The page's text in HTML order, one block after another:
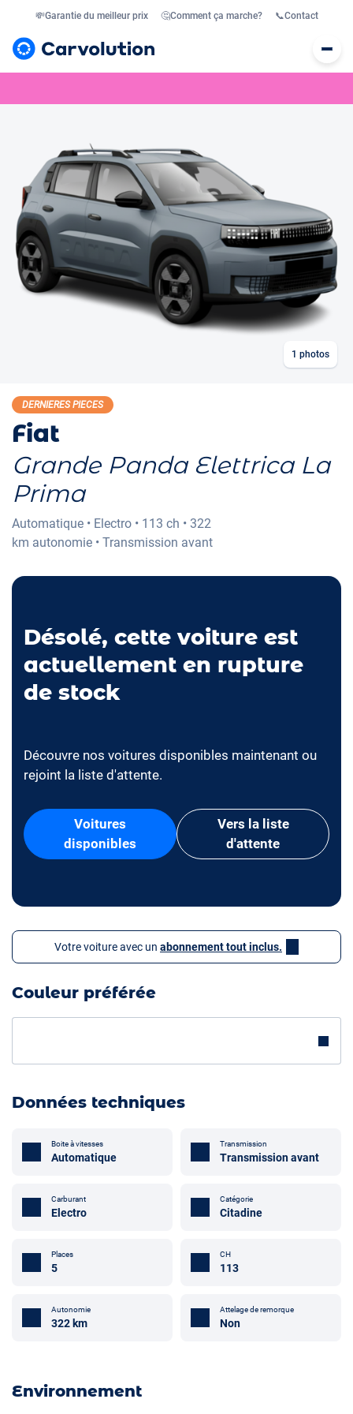
💸Garantie du meilleur prix 🤔Comment ça marche? 📞Contact
1 photos
DERNIERES PIECES
Fiat
Grande Panda Elettrica La
Prima
Automatique • Electro • 113 ch • 322
km autonomie • Transmission avant
Désolé, cette voiture est
actuellement en rupture
de stock
Découvre nos voitures disponibles maintenant ou
rejoint la liste d'attente.
Voitures
disponibles
Vers la liste
d'attente
Votre voiture avec un abonnement tout inclus.
Couleur préférée
Données techniques
Boite à vitesses
Automatique
Transmission
Transmission avant
Carburant
Electro
Catégorie
Citadine
Places
5
CH
113
Autonomie
322 km
Attelage de remorque
Non
Environnement